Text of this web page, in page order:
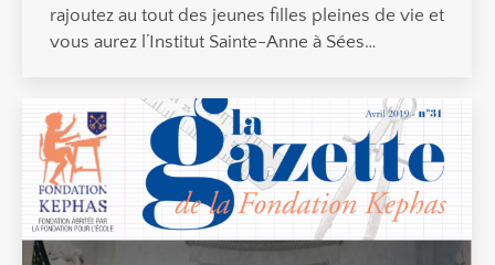
rajoutez au tout des jeunes filles pleines de vie et
vous aurez l’Institut Sainte-Anne à Sées…